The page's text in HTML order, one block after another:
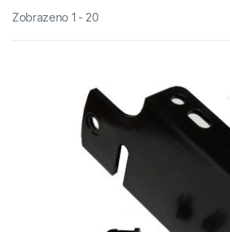
Zobrazeno 1 - 20